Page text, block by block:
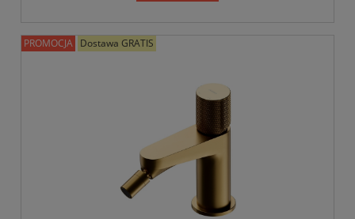
PROMOCJA Dostawa GRATIS